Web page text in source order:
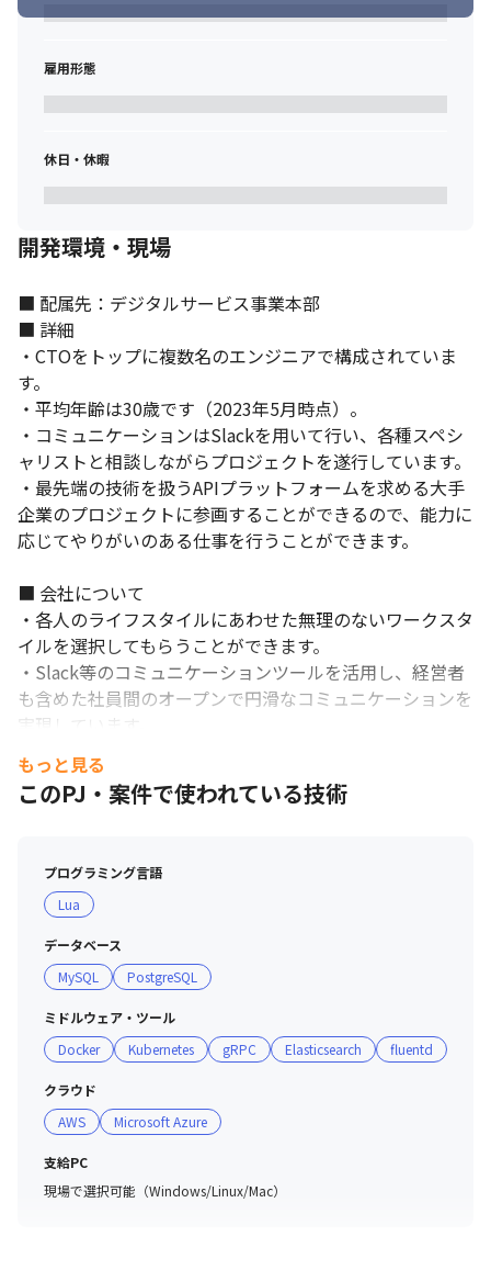
雇用形態
休日・休暇
開発環境・現場
■ 配属先：デジタルサービス事業本部
■ 詳細
・CTOをトップに複数名のエンジニアで構成されていま
す。
・平均年齢は30歳です（2023年5月時点）。
・コミュニケーションはSlackを用いて行い、各種スペシ
ャリストと相談しながらプロジェクトを遂行しています。
・最先端の技術を扱うAPIプラットフォームを求める大手
企業のプロジェクトに参画することができるので、能力に
応じてやりがいのある仕事を行うことができます。
■ 会社について
・各人のライフスタイルにあわせた無理のないワークスタ
イルを選択してもらうことができます。
・Slack等のコミュニケーションツールを活用し、経営者
も含めた社員間のオープンで円滑なコミュニケーションを
実現しています。
・全社総会や新年会、忘年会など交流の機会を多く設けて
おり、コミュニケーションを密にとることを心がけていま
す。
もっと見る
このPJ・案件で使われている技術
プログラミング言語
Lua
データベース
MySQL
PostgreSQL
ミドルウェア・ツール
Docker
Kubernetes gRPC Elasticsearch fluentd
クラウド
AWS
Microsoft Azure
支給PC
現場で選択可能（Windows/Linux/Mac）